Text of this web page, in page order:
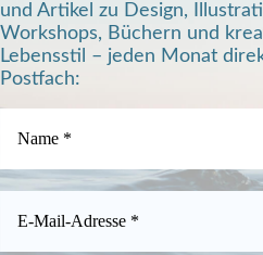
und Artikel zu Design,
Workshops, Büchern und
Lebensstil – jeden Monat
Postfach: